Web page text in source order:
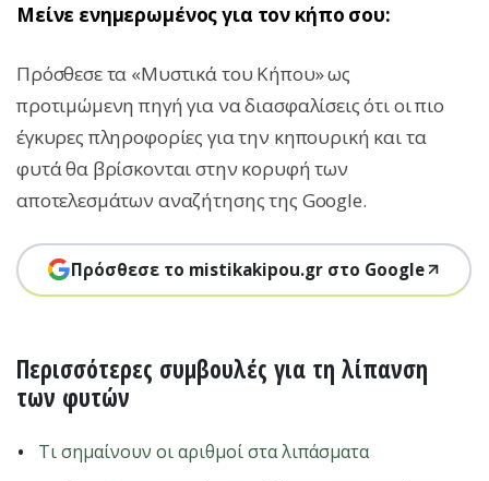
Μείνε ενημερωμένος για τον κήπο σου:
Πρόσθεσε τα «Μυστικά του Κήπου» ως
προτιμώμενη πηγή για να διασφαλίσεις ότι οι πιο
έγκυρες πληροφορίες για την κηπουρική και τα
φυτά θα βρίσκονται στην κορυφή των
αποτελεσμάτων αναζήτησης της Google.
Πρόσθεσε το mistikakipou.gr στο Google
Περισσότερες συμβουλές για τη λίπανση
των φυτών
Τι σημαίνουν οι αριθμοί στα λιπάσματα